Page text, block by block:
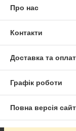
Про нас
Контакти
Доставка та
Графік роботи
Повна версія